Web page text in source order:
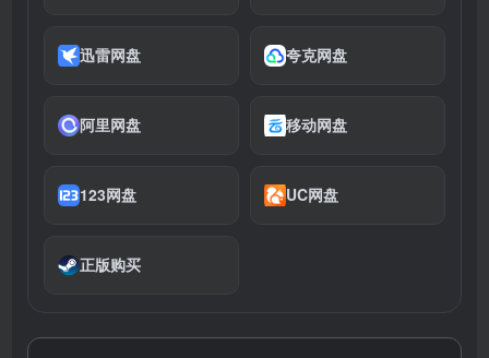
迅雷网盘 夸克网盘
阿里网盘 移动网盘
123网盘 UC网盘
正版购买